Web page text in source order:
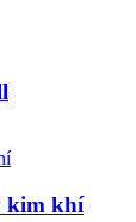
kim khí